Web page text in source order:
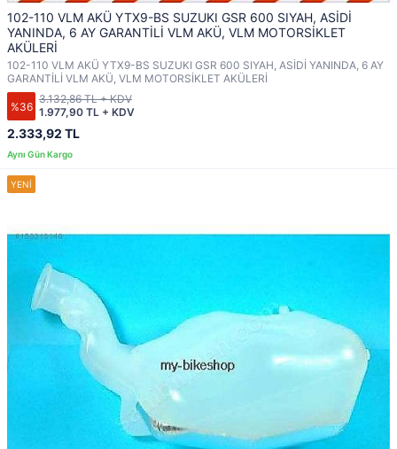
102-110 VLM AKÜ YTX9-BS SUZUKI GSR 600 SIYAH, ASİDİ
YANINDA, 6 AY GARANTİLİ VLM AKÜ, VLM MOTORSİKLET
AKÜLERİ
102-110 VLM AKÜ YTX9-BS SUZUKI GSR 600 SIYAH, ASİDİ YANINDA, 6 AY
GARANTİLİ VLM AKÜ, VLM MOTORSİKLET AKÜLERİ
%36
2.333,92 TL
1.977,90 TL + KDV
3.132,86 TL + KDV